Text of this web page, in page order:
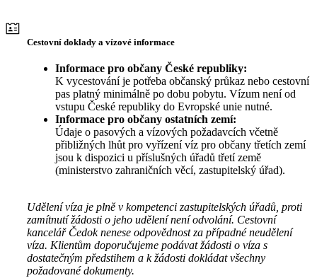
Cestovní doklady a vízové informace
Informace pro občany České republiky:
K vycestování je potřeba občanský průkaz nebo cestovní
pas platný minimálně po dobu pobytu. Vízum není od
vstupu České republiky do Evropské unie nutné.
Informace pro občany ostatních zemí:
Údaje o pasových a vízových požadavcích včetně
přibližných lhůt pro vyřízení víz pro občany třetích zemí
jsou k dispozici u příslušných úřadů třetí země
(ministerstvo zahraničních věcí, zastupitelský úřad).
Udělení víza je plně v kompetenci zastupitelských úřadů, proti
zamítnutí žádosti o jeho udělení není odvolání. Cestovní
kancelář Čedok nenese odpovědnost za případné neudělení
víza. Klientům doporučujeme podávat žádosti o víza s
dostatečným předstihem a k žádosti dokládat všechny
požadované dokumenty.